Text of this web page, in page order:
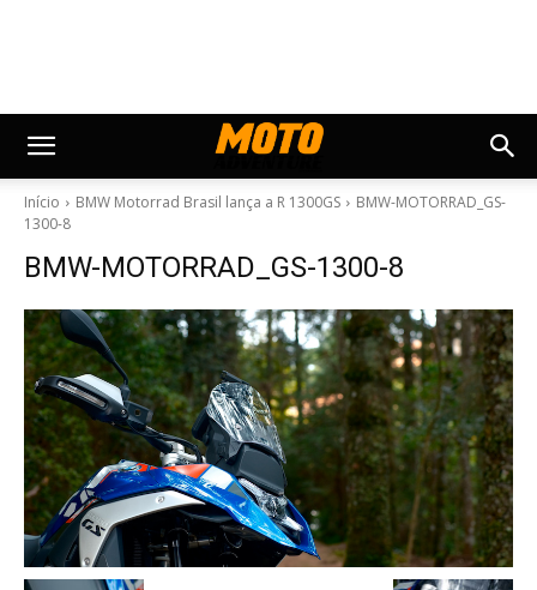
Início BMW Motorrad Brasil lança a R 1300GS
BMW-MOTORRAD_GS-
1300-8
BMW-MOTORRAD_GS-1300-8